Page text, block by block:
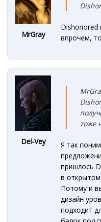
MrGray
Dishonored
впрочем,
Del-Vey
тоже
Я так
пришлось
в открытом
Потому и
дизайн
подходит